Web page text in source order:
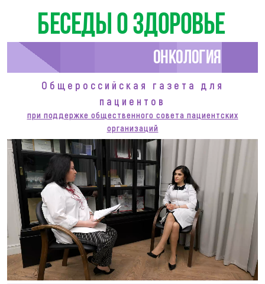
Беседы о здоровье
Онкология
Общероссийская газета для
пациентов
при поддержке общественного совета пациентских
организаций